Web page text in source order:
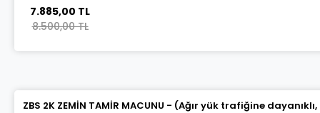
7.885,00 TL
8.500,00 TL
ZBS 2K ZEMİN TAMİR MACUNU - (Ağır yük trafiğine